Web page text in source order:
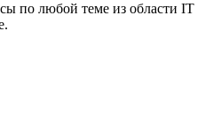
по любой теме из области IT